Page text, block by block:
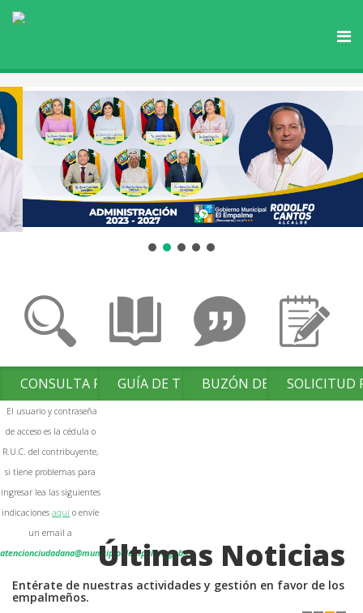
CONSULTA FACTURAS
El usuario y contraseña
de acceso es la cédula o
R.U.C. del contribuyente,
si tiene problemas para
ingresar lea las siguientes
indicacionesaquí o envíe
un email a
atencionciudadana@municipioelempalme.gob.ec
GUÍA DE TRÁMITESBUZÓN DE SUGERENCIAS
SOLICITUD
Últimas Noticias
Entérate de nuestras actividades y gestión en favor de los
empalmeños.